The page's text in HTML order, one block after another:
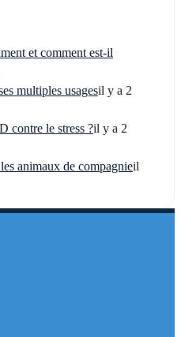
et comment est-il
multiples usagesil y a 2
contre le stress ?il y a 2
animaux de compagnieil